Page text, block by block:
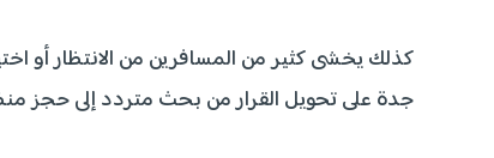
كذلك يخشى كثير من المسافرين من الانتظار أو
جدة على تحويل القرار من بحث متردد إلى حجز